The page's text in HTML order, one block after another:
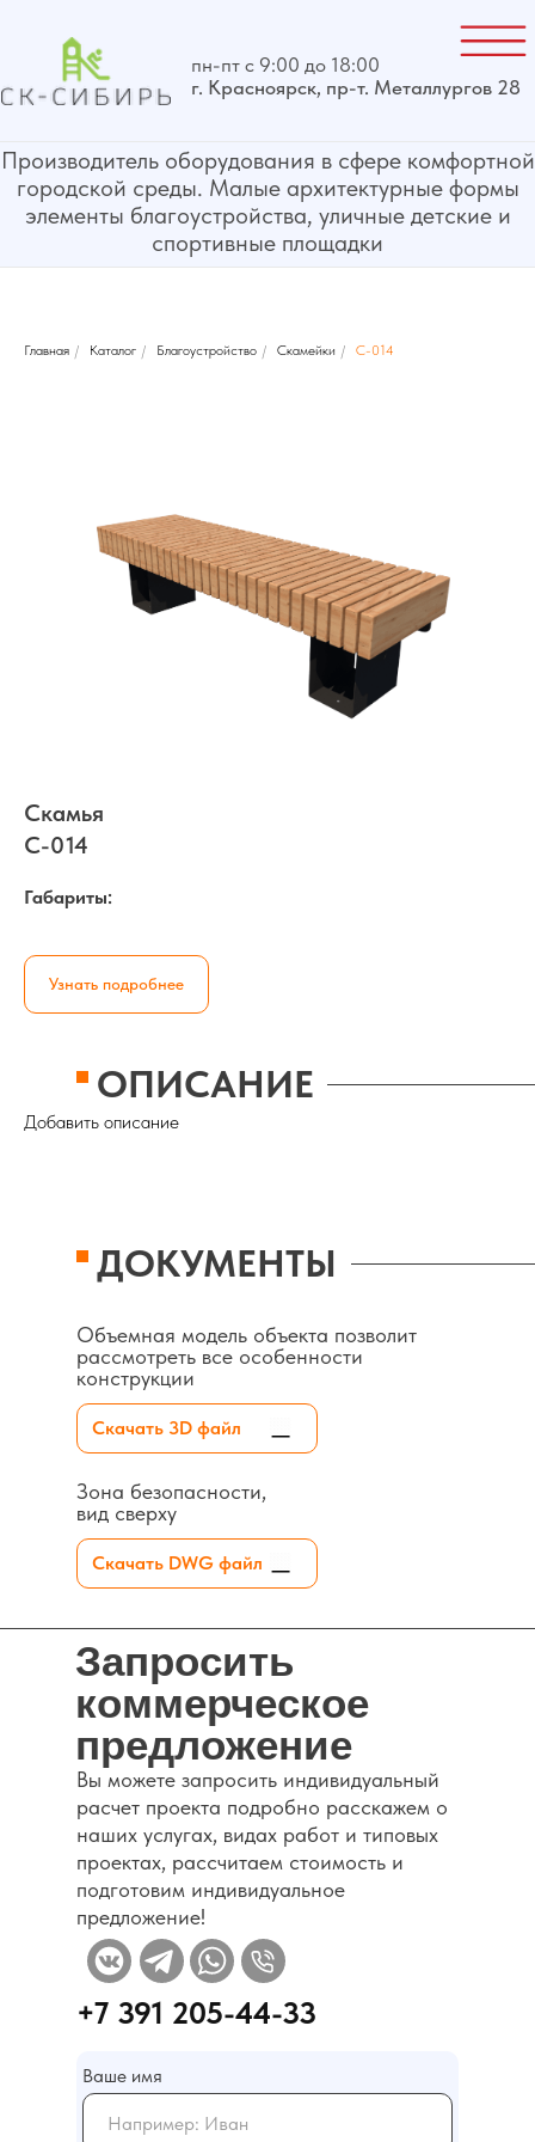
элементы благоустройства, уличные детские и
спортивные площадки
г. Красноярск, пр-т. Металлургов 28
Главная / Каталог / Благоустройство / Скамейки / С-014
Скамья
С-014
Габариты:
Узнать подробнее
ОПИСАНИЕ
Добавить описание
ДОКУМЕНТЫ
Объемная модель объекта позволит
рассмотреть все особенности
конструкции
Скачать 3D файл
Зона безопасности,
вид сверху
Скачать DWG файл
Запросить
коммерческое
предложение
Ваше имя
Вы можете запросить индивидуальный
расчет проекта подробно расскажем о
наших услугах, видах работ и типовых
проектах, рассчитаем стоимость и
подготовим индивидуальное
предложение!
+7 391 205-44-33
Каталог